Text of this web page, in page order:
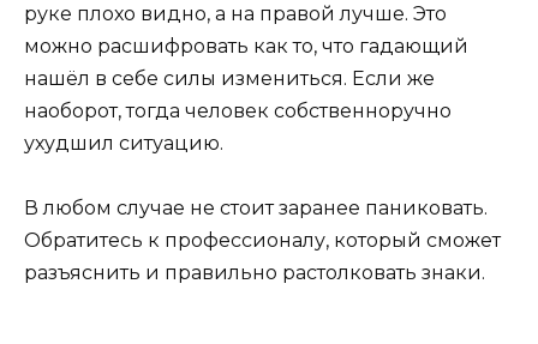
руке плохо видно, а на правой лучше. Это
можно расшифровать как то, что гадающий
нашёл в себе силы измениться. Если же
наоборот, тогда человек собственноручно
ухудшил ситуацию.
В любом случае не стоит заранее паниковать.
Обратитесь к профессионалу, который сможет
разъяснить и правильно растолковать знаки.